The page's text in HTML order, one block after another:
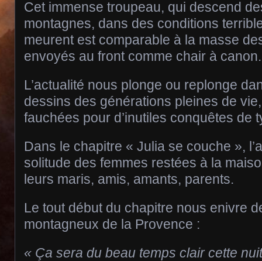
Cet immense troupeau, qui descend
montagnes, dans des conditions
meurent est comparable à la masse
envoyés au front comme chair à canon.
L’actualité nous plonge ou replonge
dessins des générations pleines de
fauchées pour d’inutiles conquêtes de
Dans le chapitre « Julia se couche »,
solitude des femmes restées à la
leurs maris, amis, amants, parents.
Le tout début du chapitre nous enivre
montagneux de la Provence :
« Ça sera du beau temps clair cette